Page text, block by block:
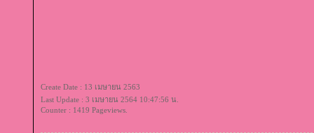
Create Date : 13 เมษายน 2563
Last Update : 3 เมษายน 2564 10:47:56 น.
Counter : 1419 Pageviews.